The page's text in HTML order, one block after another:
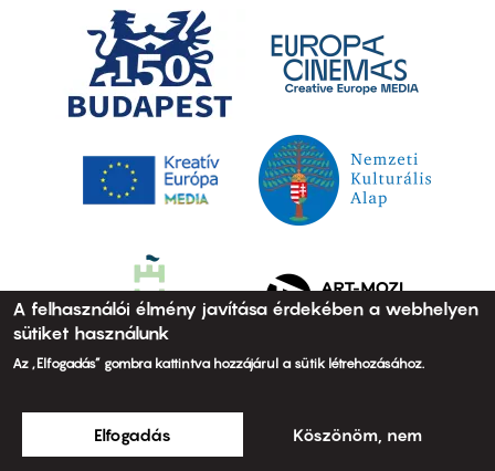
A felhasználói élmény javítása érdekében a webhelyen
sütiket használunk
Az „Elfogadás” gombra kattintva hozzájárul a sütik létrehozásához.
Elfogadás Köszönöm, nem